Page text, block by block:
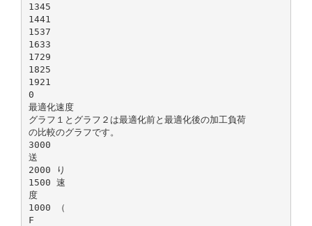
1345
1441
1537
1633
1729
1825
1921
0
最適化速度
グラフ１とグラフ２は最適化前と最適化後の加工負荷
の比較のグラフです。
3000
送
2000 り
1500 速
度
1000 （
F